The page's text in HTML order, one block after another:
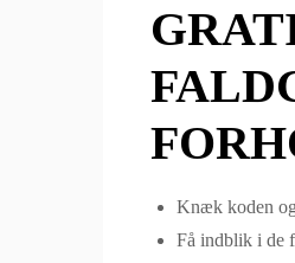
Knæk koden
Få indblik i de